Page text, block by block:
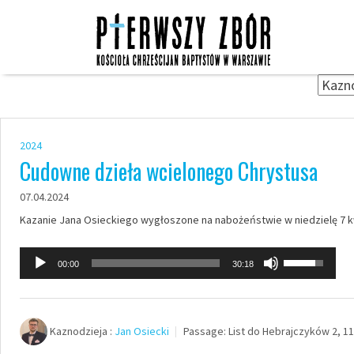
2024
Cudowne dzieła wcielonego Chrystusa
07.04.2024
Kazanie Jana Osieckiego wygłoszone na nabożeństwie w niedzielę 7
Odtwarzacz
plików
dźwiękowych
00:00 30:18
Używaj
strzałek
do
oraz
Kaznodzieja : Jan Osiecki Passage: List do Hebrajczyków 2,